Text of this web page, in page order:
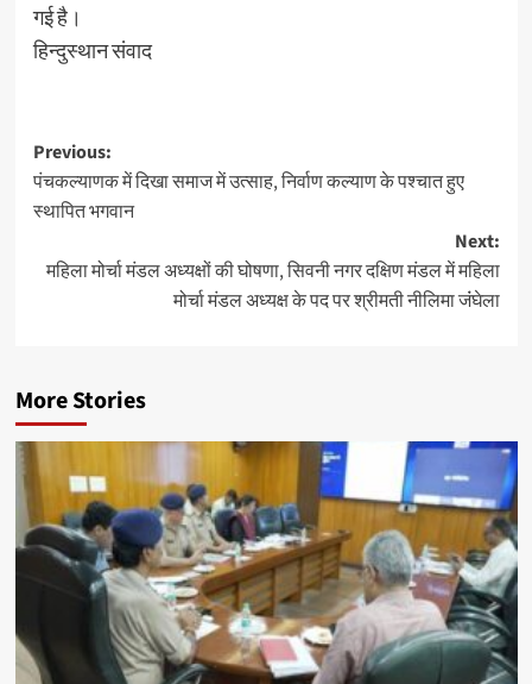
गई है।
हिन्दुस्थान संवाद
Post
navigation
Previous:
पंचकल्याणक में दिखा समाज में उत्साह, निर्वाण कल्याण के पश्चात हुए
स्थापित भगवान
Next:
महिला मोर्चा मंडल अध्यक्षों की घोषणा, सिवनी नगर दक्षिण मंडल में महिला
मोर्चा मंडल अध्यक्ष के पद पर श्रीमती नीलिमा जंंघेला
More Stories